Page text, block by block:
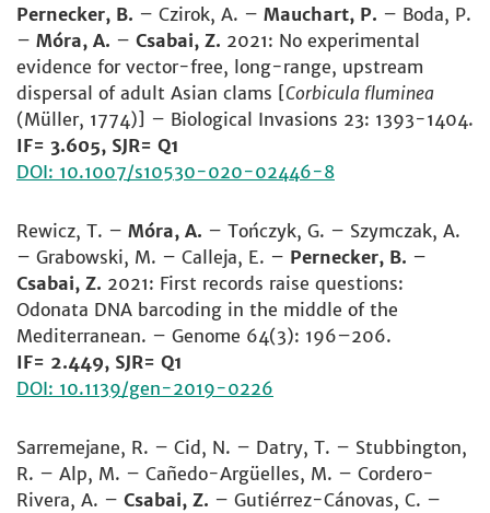
Pernecker, B. – Czirok, A. – Mauchart, P. – Boda, P.
– Móra, A. – Csabai, Z. 2021: No experimental
evidence for vector-free, long-range, upstream
dispersal of adult Asian clams [Corbicula fluminea
(Müller, 1774)] – Biological Invasions 23: 1393-1404.
IF= 3.605, SJR= Q1
DOI: 10.1007/s10530-020-02446-8
Rewicz, T. – Móra, A. – Tończyk, G. – Szymczak, A.
– Grabowski, M. – Calleja, E. – Pernecker, B. –
Csabai, Z. 2021: First records raise questions:
Odonata DNA barcoding in the middle of the
Mediterranean. – Genome 64(3): 196–206.
IF= 2.449, SJR= Q1
DOI: 10.1139/gen-2019-0226
Sarremejane, R. – Cid, N. – Datry, T. – Stubbington,
R. – Alp, M. – Cañedo-Argüelles, M. – Cordero-
Rivera, A. – Csabai, Z. – Gutiérrez-Cánovas, C. –